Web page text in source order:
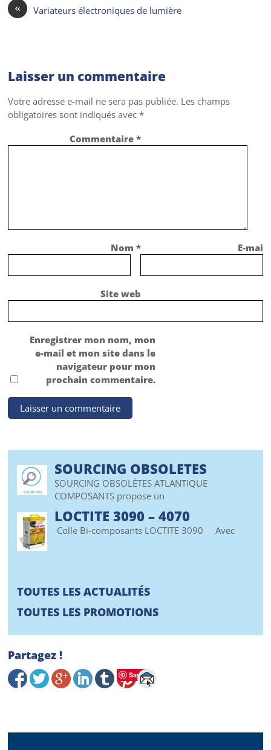
« Variateurs électroniques de lumière
Laisser un commentaire
Votre adresse e-mail ne sera pas publiée. Les champs
obligatoires sont indiqués avec*
Commentaire*
Nom* E-mail
Site web
Enregistrer mon nom, mon
e-mail et mon site dans le
navigateur pour mon
prochain commentaire.
SOURCING OBSOLETES
SOURCING OBSOLÈTES ATLANTIQUE
COMPOSANTS propose un
LOCTITE 3090 – 4070
Colle Bi-composants LOCTITE 3090 Avec
TOUTES LES ACTUALITÉS
TOUTES LES PROMOTIONS
Partagez !
Save